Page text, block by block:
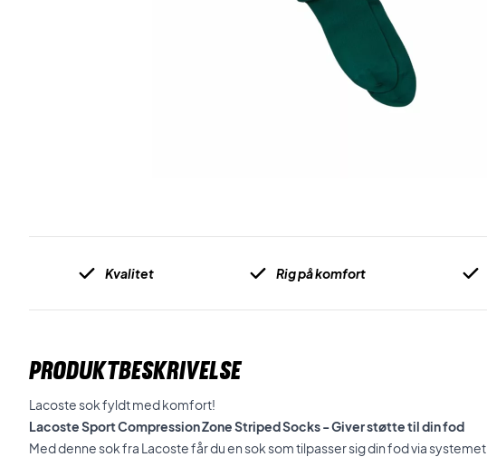
Kvalitet Rig på komfort
PRODUKTBESKRIVELSE
Lacoste sok fyldt med komfort!
Lacoste Sport Compression Zone Striped Socks - Giver støtte til din fod
Med denne sok fra Lacoste får du en sok som tilpasser sig din fod via systemet